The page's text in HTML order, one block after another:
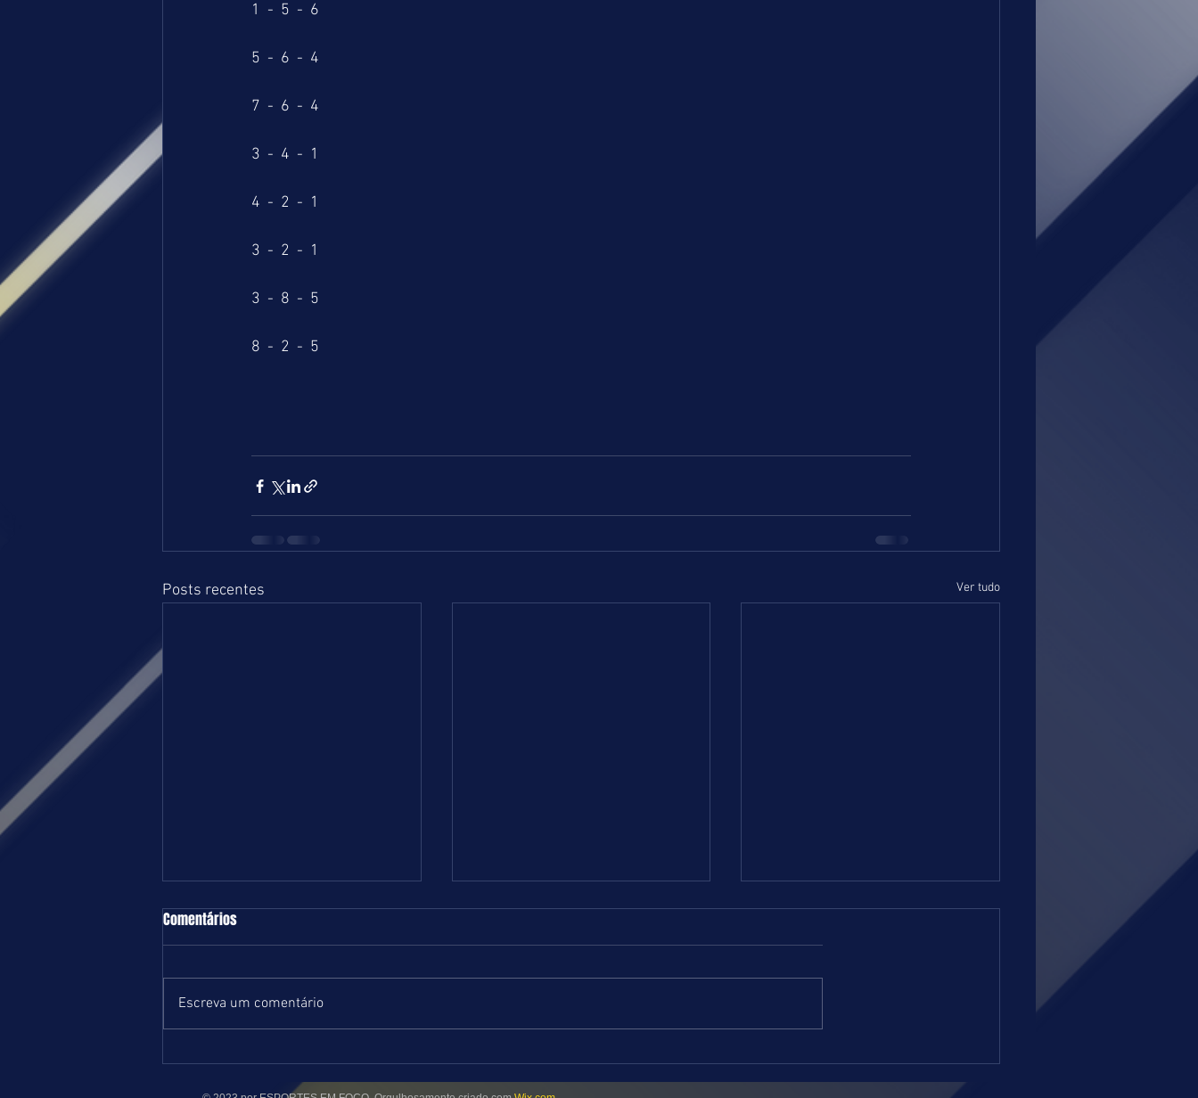
1  -  5  -  6
5  -  6  -  4
7  -  6  -  4
3  -  4  -  1
4  -  2  -  1
3  -  2  -  1
3  -  8  -  5
8  -  2  -  5
Posts recentes Ver tudo
TURFE = TERÇA-FEIRA = 04.08.26 =
Programação regular e sem
maiores atrativos esta noite no
na areia e três na grama, ambas
leves. Ontem numa noturna com
TURFE = SEGUNDA-FEIRA = 03.08.26
Programação fraca e equilibrada
dois na areia, ambas leves. Ontem
foi uma domingueira com algumas
TURFE =DOMINGO = 02.08.26 = RJ
Programação equilibrada esta
mais uma v
Comentários
Escreva um comentário